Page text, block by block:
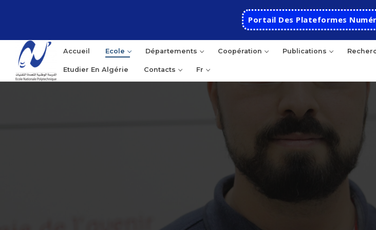
Portail Des Plateformes
Accueil Ecole Départements Coopération Publications
Etudier En Algérie Contacts Fr
Accueil
Présentation